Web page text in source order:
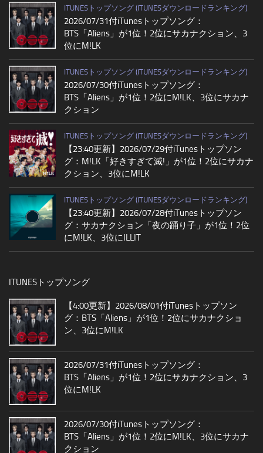
ITUNESトップソング (ITUNESダウンロードランキング)
2026/07/31付iTunesトップソング：
BTS「Aliens」が1位！2位にサカナクション、3
位にM!LK
ITUNESトップソング (ITUNESダウンロードランキング)
2026/07/30付iTunesトップソング：
BTS「Aliens」が1位！2位にM!LK、3位にサカナ
クション
ITUNESトップソング (ITUNESダウンロードランキング)
【23:40更新】2026/07/29付iTunesトップソン
グ：M!LK「好きすぎて滅!」が1位！2位にサカナ
クション、3位にM!LK
ITUNESトップソング (ITUNESダウンロードランキング)
【23:40更新】2026/07/28付iTunesトップソン
グ：サカナクション「夜の踊り子」が1位！2位
にM!LK、3位にILLIT
ITUNESトップソング
【4:00更新】2026/08/01付iTunesトップソン
グ：BTS「Aliens」が1位！2位にサカナクショ
ン、3位にM!LK
2026/07/31付iTunesトップソング：
BTS「Aliens」が1位！2位にサカナクション、3
位にM!LK
2026/07/30付iTunesトップソング：
BTS「Aliens」が1位！2位にM!LK、3位にサカナ
クション